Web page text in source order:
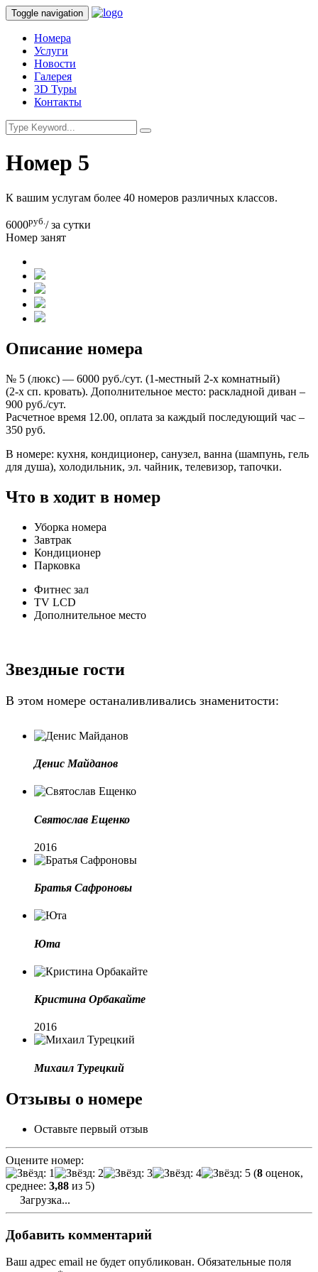
Toggle navigation
Номера
Услуги
Новости
Галерея
3D Туры
Контакты
Номер 5
К вашим услугам более 40 номеров различных классов.
6000руб. / за сутки
Номер занят
Описание номера
№ 5 (люкс) — 6000 руб./сут. (1-местный 2-х комнатный)
(2-х сп. кровать). Дополнительное место: раскладной диван –
900 руб./сут.
Расчетное время 12.00, оплата за каждый последующий час –
350 руб.
В номере: кухня, кондиционер, санузел, ванна (шампунь, гель
для душа), холодильник, эл. чайник, телевизор, тапочки.
Что в ходит в номер
Уборка номера
Завтрак
Кондиционер
Парковка
Фитнес зал
TV LCD
Дополнительное место
Звездные гости
В этом номере останаливливались знаменитости:
Денис Майданов
Святослав Ещенко
2016
Братья Сафроновы
Юта
Кристина Орбакайте
2016
Михаил Турецкий
Отзывы о номере
Оставьте первый отзыв
Оцените номер:
(8 оценок,
среднее: 3,88 из 5)
Загрузка...
Добавить комментарий
Ваш адрес email не будет опубликован. Обязательные поля